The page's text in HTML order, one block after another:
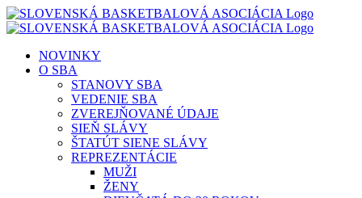
Skip
to
NOVINKY
O SBA
STANOVY SBA
VEDENIE SBA
ZVEREJŇOVANÉ ÚDAJE
SIEŇ SLÁVY
ŠTATÚT SIENE SLÁVY
REPREZENTÁCIE
MUŽI
ŽENY